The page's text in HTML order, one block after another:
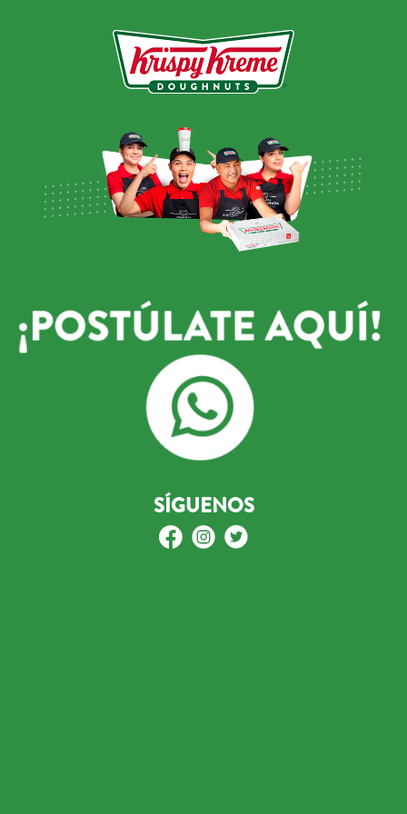
SÍGUENOS